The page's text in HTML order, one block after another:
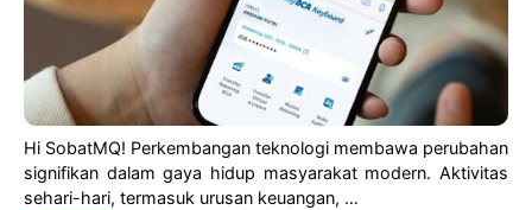
Hi SobatMQ! Perkembangan teknologi membawa perubahan
signifikan dalam gaya hidup masyarakat modern. Aktivitas
sehari-hari, termasuk urusan keuangan, …